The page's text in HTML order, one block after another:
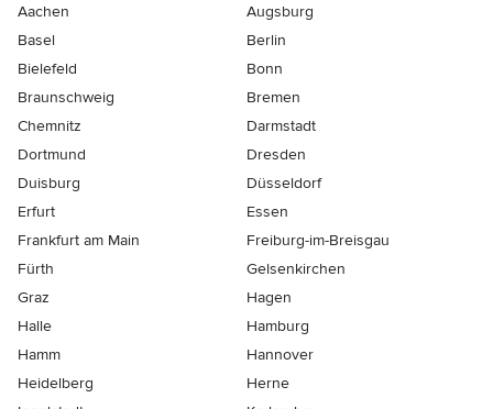
Aachen
Augsburg
Basel
Berlin
Bielefeld
Bonn
Braunschweig
Bremen
Chemnitz
Darmstadt
Dortmund
Dresden
Duisburg
Düsseldorf
Erfurt
Essen
Frankfurt am Main
Freiburg-im-Breisgau
Fürth
Gelsenkirchen
Graz
Hagen
Halle
Hamburg
Hamm
Hannover
Heidelberg
Herne